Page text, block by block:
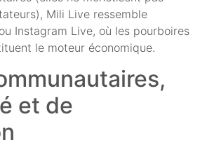
Mili Live ressemble
Instagram Live, où les pourboires
le moteur économique.
et de